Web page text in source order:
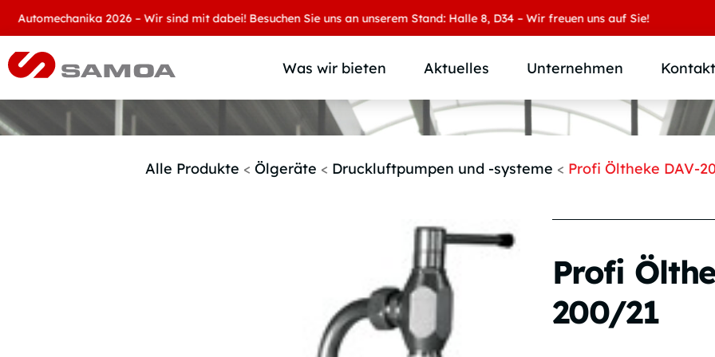
2026 – Wir sind mit dabei! Besuchen Sie uns an unserem Stand: Halle 8, D34 – Wir freuen uns auf Sie!
Was wir bieten
Produktübersicht
Produktkategorie
Branchen und Märkte
Individuallösungen
Aktuelles Unternehmen
Wer wir sind
SAMOA Gruppe
Downloads
Kontakt
Alle Produkte < Ölgeräte < Druckluftpumpen und -systeme < Profi Öltheke DAV-
Profi
200/21